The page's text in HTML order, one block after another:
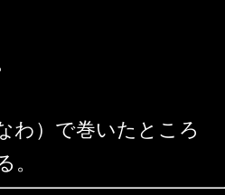
わ）で巻いたところ
。